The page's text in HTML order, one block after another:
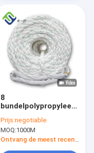
8
bundelpolypropyleen
64mm vastleggen
Wit Slijtagebewijs
Prijs:negotiable
MOQ:1000M
Ontvang de meest recente Prijs